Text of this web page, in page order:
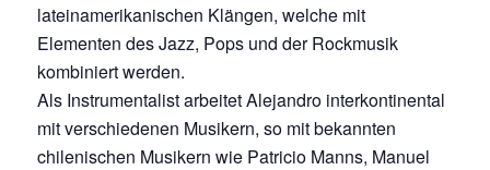
lateinamerikanischen Klängen, welche mit
Elementen des Jazz, Pops und der Rockmusik
kombiniert werden.
Als Instrumentalist arbeitet Alejandro interkontinental
mit verschiedenen Musikern, so mit bekannten
chilenischen Musikern wie Patricio Manns, Manuel